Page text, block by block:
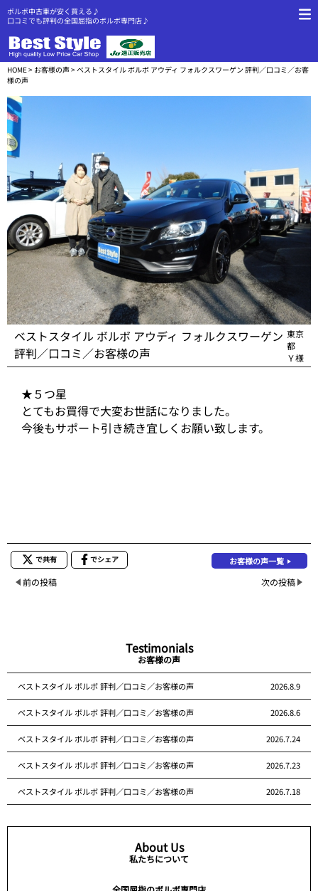
ボルボ中古車が安く買える♪
口コミでも評判の全国屈指のボルボ専門店♪
HOME> お客様の声> ベストスタイル ボルボ アウディ フォルクスワーゲン 評判／口コミ／お客
様の声
ベストスタイル ボルボ アウディ フォルクスワーゲン
評判／口コミ／お客様の声
東京
都
Ｙ様
★５つ星
とてもお買得で大変お世話になりました。
今後もサポート引き続き宜しくお願い致します。
で共有 でシェア お客様の声一覧
前の投稿 次の投稿
Testimonials
お客様の声
ベストスタイル ボルボ 評判／口コミ／お客様の声 2026.8.9
ベストスタイル ボルボ 評判／口コミ／お客様の声 2026.8.6
ベストスタイル ボルボ 評判／口コミ／お客様の声 2026.7.24
ベストスタイル ボルボ 評判／口コミ／お客様の声 2026.7.23
ベストスタイル ボルボ 評判／口コミ／お客様の声 2026.7.18
About Us
私たちについて